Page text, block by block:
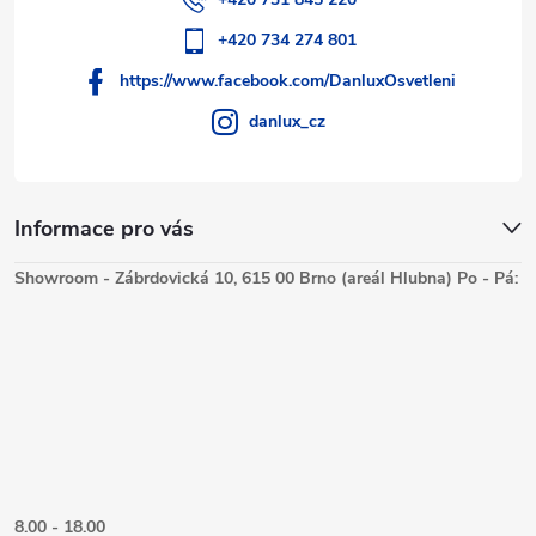
Informace pro vás
+420 734 274 801
https://www.facebook.com/DanluxOsvetleni
danlux_cz
Showroom - Zábrdovická 10, 615 00 Brno (areál Hlubna) Po - Pá:
8.00 - 18.00